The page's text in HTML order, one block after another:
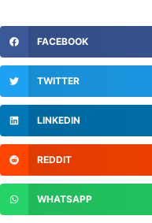
FACEBOOK
TWITTER
LINKEDIN
REDDIT
WHATSAPP